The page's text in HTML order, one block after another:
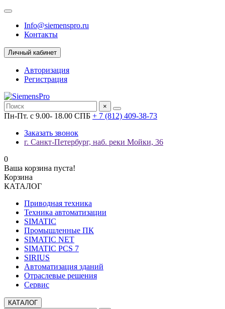
Info@siemenspro.ru
Контакты
Личный кабинет
Авторизация
Регистрация
×
Пн-Пт. с 9.00- 18.00 СПБ + 7 (812) 409-38-73
Заказать звонок
г. Санкт-Петербург, наб. реки Мойки, 36
0
Ваша корзина пуста!
Корзина
КАТАЛОГ
Приводная техника
Техника автоматизации
SIMATIC
Промышленные ПК
SIMATIC NET
SIMATIC PCS 7
SIRIUS
Автоматизация зданий
Отраслевые решения
Сервис
КАТАЛОГ